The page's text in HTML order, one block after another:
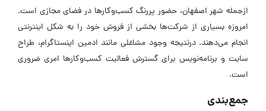
ازجمله شهر اصفهان، حضور پررنگ کسب‌وکارها در فضای مجازی است.
امروزه بسیاری از شرکت‌ها بخشی از فروش خود را به شکل اینترنتی
انجام می‌دهند. درنتیجه وجود مشاغلی مانند ادمین اینستاگرام، طراح
سایت و برنامه‌نویس برای گسترش فعالیت کسب‌وکارها امری ضروری
است.
جمع‌بندی